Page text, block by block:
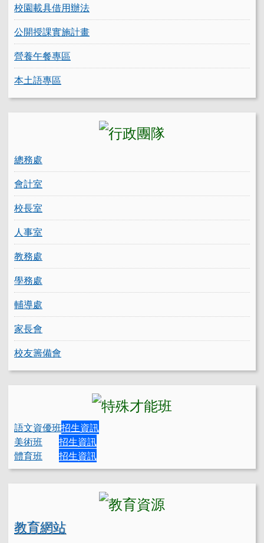
校園載具借用辦法
公開授課實施計畫
營養午餐專區
本土語專區
總務處
會計室
校長室
人事室
教務處
學務處
輔導處
家長會
校友籌備會
語文資優班招生資訊
美術班
招生資訊
體育班
招生資訊
教育網站